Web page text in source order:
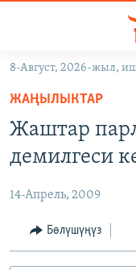
Навигацияга
өтүңүз
Издөөгө
салыңызКЫРГЫЗСТАН
ЭКОНОМИКА
МАДАНИЯТ
БОРБОР АЗИЯ
АТАЙЫН ИЛИКТӨӨ
ТВ ПРОГРАММАЛАР
8-Август, 2026-жыл,
ЖАҢЫЛЫКТАР
Жаштар
демилгеси
14-Апрель, 2009
Бөлүшүңүз